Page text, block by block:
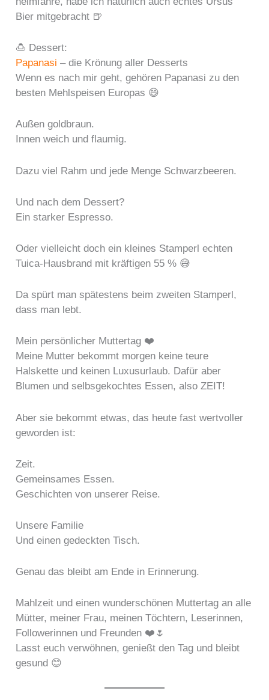
Bier mitgebracht 🍺
🍮 Dessert:
Papanasi– die Krönung aller Desserts
Wenn es nach mir geht, gehören Papanasi zu den
besten Mehlspeisen Europas 😄
Außen goldbraun.
Innen weich und flaumig.
Dazu viel Rahm und jede Menge Schwarzbeeren.
Und nach dem Dessert?
Ein starker Espresso.
Oder vielleicht doch ein kleines Stamperl echten
Tuica-Hausbrand mit kräftigen 55 % 😅
Da spürt man spätestens beim zweiten Stamperl,
dass man lebt.
Mein persönlicher Muttertag ❤️
Meine Mutter bekommt morgen keine teure
Halskette und keinen Luxusurlaub. Dafür aber
Blumen und selbsgekochtes Essen, also ZEIT!
Aber sie bekommt etwas, das heute fast wertvoller
geworden ist:
Zeit.
Gemeinsames Essen.
Geschichten von unserer Reise.
Unsere Familie
Und einen gedeckten Tisch.
Genau das bleibt am Ende in Erinnerung.
Mahlzeit und einen wunderschönen Muttertag an alle
Mütter, meiner Frau, meinen Töchtern, Leserinnen,
Followerinnen und Freunden ❤️🌷
Lasst euch verwöhnen, genießt den Tag und bleibt
gesund 😊